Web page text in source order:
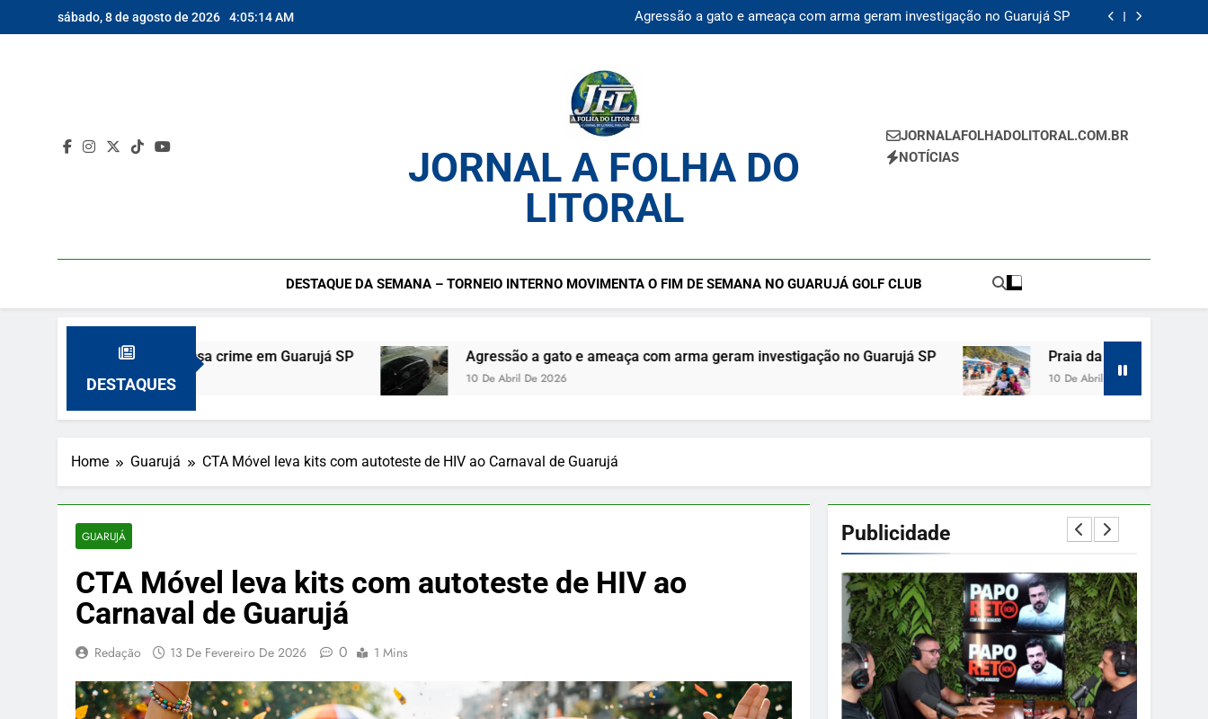
to
sábado, 8 de agosto de 2026 4:05:16 AM
Guarujá SP
Agressão a gato e ameaça com arma geram investigação no Guarujá SP
Praia da Enseada Guarujá SP recebe circuito de surf adaptado e reforça
Guarujá SP
JORNAL A FOLHA DO
LITORAL
JORNALAFOLHADOLITORAL.COM.BR
NOTÍCIAS
DESTAQUE DA SEMANA – TORNEIO INTERNO MOVIMENTA O FIM DE SEMANA NO GUARUJÁ GOLF CLUB
DESTAQUES
confessa crime em Guarujá SP Agressão a gato e ameaça com arma geram investigação no Guarujá SP
10 De Abril De 2026
Praia da Enseada Guarujá SP recebe
10 De Abril De 2026
Home Guarujá CTA Móvel leva kits com autoteste de HIV ao Carnaval de Guarujá
GUARUJÁ
CTA Móvel leva kits com autoteste de HIV ao
Carnaval de Guarujá
Redação 13 De Fevereiro De 2026 0 1 Mins
Publicidade